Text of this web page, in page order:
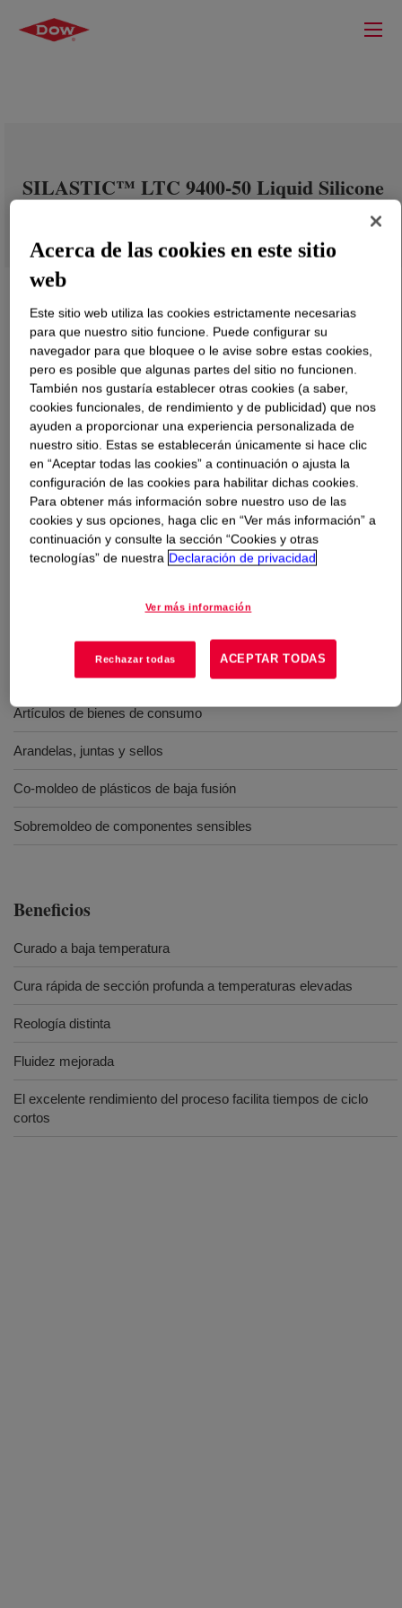
SILASTIC™ LTC 9400-50 Liquid Silicone
Rubber
Qué esSILASTIC™ LTC 9400-50 Liquid Silicone
Rubber?
Un elastómero de moldeo por inyección de curado a baja
temperatura. Pertenece a la serie SILASTIC™ LTC 9400,
desarrollada para permitir el curado a baja temperatura
Artículos de bienes de consumo
Arandelas, juntas y sellos
Co-moldeo de plásticos de baja fusión
Sobremoldeo de componentes sensibles
Beneficios
Curado a baja temperatura
Cura rápida de sección profunda a temperaturas elevadas
Reología distinta
Fluidez mejorada
El excelente rendimiento del proceso facilita tiempos de ciclo
cortos
Acerca de las cookies en este sitio
web
Este sitio web utiliza las cookies estrictamente necesarias
para que nuestro sitio funcione. Puede configurar su
navegador para que bloquee o le avise sobre estas cookies,
pero es posible que algunas partes del sitio no funcionen.
También nos gustaría establecer otras cookies (a saber,
cookies funcionales, de rendimiento y de publicidad) que nos
ayuden a proporcionar una experiencia personalizada de
nuestro sitio. Estas se establecerán únicamente si hace clic
en “Aceptar todas las cookies” a continuación o ajusta la
configuración de las cookies para habilitar dichas cookies.
Para obtener más información sobre nuestro uso de las
cookies y sus opciones, haga clic en “Ver más información” a
continuación y consulte la sección “Cookies y otras
tecnologías” de nuestra Declaración de privacidad
Ver más información
Rechazar todas ACEPTAR TODAS